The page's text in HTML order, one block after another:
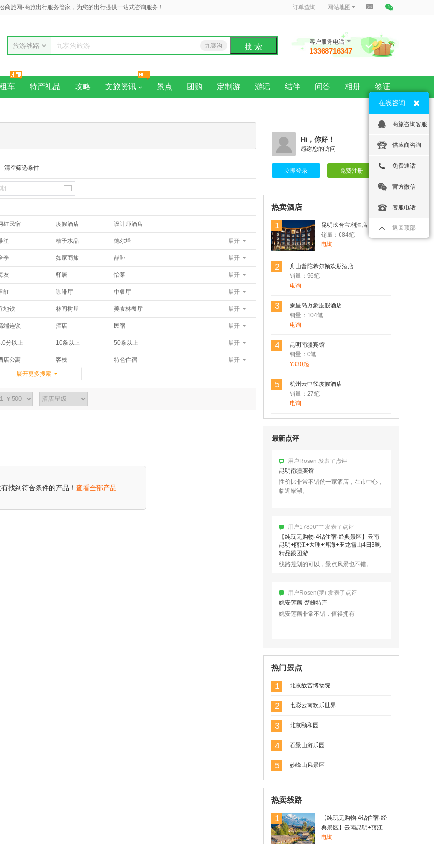
商旅网-商旅出行服务管家，为您的出行提供一站式咨询服务！ 订单查询 网站地图
旅游线路 搜 索
九寨沟
九寨沟旅游
黄龙
客户服务电话
13368716347
车 特产礼品 攻略 文旅资讯 景点 团购 定制游 游记 结伴 问答 相册 签证
清空筛选条件
红民宿 度假酒店 设计师酒店
笙 桔子水晶
德尔塔
豪
维景国际
金熙
缦
温德姆至尊豪廷
豪生
美达
JW万豪
锦江
达嘉华
万达嘉华
香格里拉
航商务
文华东方
君乐
禧
和颐
京伦饭店
拉雅秀
奥克伍德 日航
展开
季 如家商旅
喆啡
繁城品
汉庭优佳
锦江之星品尚
了心
麗枫
千宿
也纳
维也纳国际
蔚徕
必思
宜必思尚品 喆啡
展开
友 驿居
怡莱
林豪泰
华驿快捷
布丁
燕都连锁
华驿精选
7天
酒店
OYO酒店
百时快捷
子空间
金广快捷
锦江之星
酒店
诗柏·云
速8
展开
缸 咖啡厅
中餐厅
酒吧
餐厅
议设施
商务中心
行李寄存
衣服务
允许携带宠物
展开
地铁 林间树屋
美食林餐厅
意spa
老洋房 海滨风光
展开
端连锁 酒店
民宿
展开
分以上 10条以上
50条以上
展开
店公寓 客栈
特色住宿
展开
展开更多搜索
找到符合条件的产品！ 查看全部产品
Hi，你好！
感谢您的访问
立即登录 免费注册
热卖酒店
1
昆明玖合宝利酒店
销量：684笔
电询
2
舟山普陀希尔顿欢朋酒店
销量：96笔
电询
3
秦皇岛万豪度假酒店
销量：104笔
电询
4
昆明南疆宾馆
销量：0笔
¥330起
5
杭州云中径度假酒店
销量：27笔
电询
最新点评
昆明南疆宾馆
性价比非常不错的一家酒店，在市中心，
用户17806*** 发表了点评
【纯玩无购物·4钻住宿·经典景区】云南
昆明+丽江+大理+洱海+玉龙雪山4日3晚
精品跟团游
线路规划的可以，景点风景也不错。
用户Rosen(罗) 发表了点评
姚安莲藕-楚雄特产
用户Rosen(罗) 发表了点评
香格里拉松茸
品质非常不错，都是从大山里出来的没有
用户Rosen(罗) 发表了点评
昆明南疆宾馆
还可以，酒店再市中心，现在暂时没有开
用户Rosen(罗) 发表了点评
昆明南疆宾馆
用户Rosen 发表了点评
昆明南疆宾馆
性价比非常不错的一家酒店，在市中心，
临近翠湖。
用户17806*** 发表了点评
【纯玩无购物·4钻住宿·经典景区】云南
昆明+丽江+大理+洱海+玉龙雪山4日3晚
精品跟团游
线路规划的可以，景点风景也不错。
用户Rosen(罗) 发表了点评
姚安莲藕-楚雄特产
姚安莲藕非常不错，值得拥有
香格里拉松茸
品质非常不错，都是从大山里出来的没有
经过市场，直接发餐桌
热门景点
1 北京故宫博物院
2 七彩云南欢乐世界
3 北京颐和园
4 石景山游乐园
5 妙峰山风景区
热卖线路
1
【纯玩无购物·4钻住宿·经
典景区】云南昆明+丽江
+大理+洱海+玉龙雪山4日3
电询
在线咨询
商旅咨询客服
供应商咨询
免费通话
官方微信
客服电话
返回顶部